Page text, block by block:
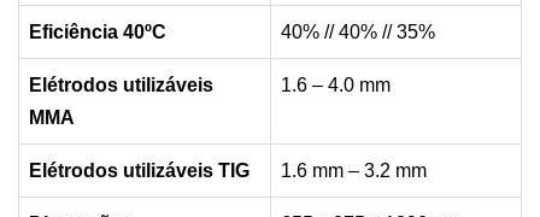
Eficiência 40ºC 40% // 40% // 35%
Elétrodos utilizáveis
MMA
1.6 – 4.0 mm
Elétrodos utilizáveis TIG 1.6 mm – 3.2 mm